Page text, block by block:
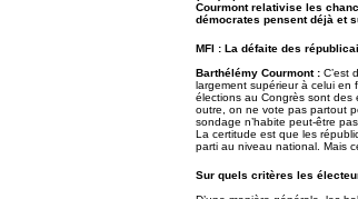
Courmont relativise les
démocrates pensent déjà et
MFI : La défaite des
Barthélémy Courmont : C’est
largement supérieur à celui en
élections au Congrès sont des
outre, on ne vote pas partout
sondage n’habite peut-être
La certitude est que les
parti au niveau national. Mais
Sur quels critères les